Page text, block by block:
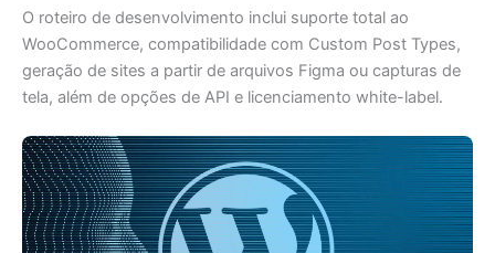
O roteiro de desenvolvimento inclui suporte total ao
WooCommerce, compatibilidade com Custom Post Types,
geração de sites a partir de arquivos Figma ou capturas de
tela, além de opções de API e licenciamento white-label.